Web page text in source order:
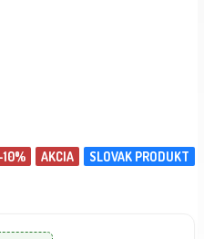
SLOVAK PRODUKT
AKCIA